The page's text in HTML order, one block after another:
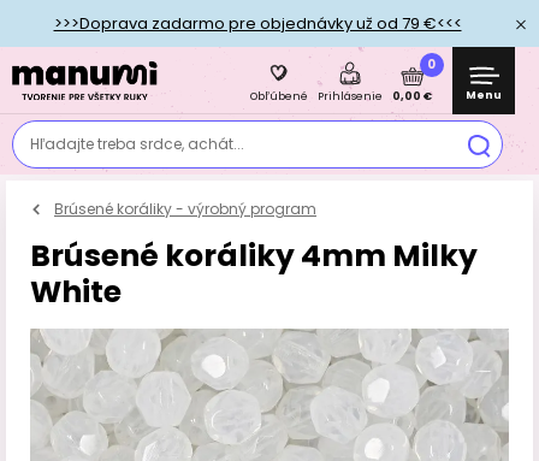
>>>Doprava zadarmo pre objednávky už od 79 €<<<
Hľadajte treba srdce, achát...
Obľúbené Prihlásenie
0
0,00 € Menu
Brúsené koráliky - výrobný program
Brúsené koráliky 4mm Milky
White